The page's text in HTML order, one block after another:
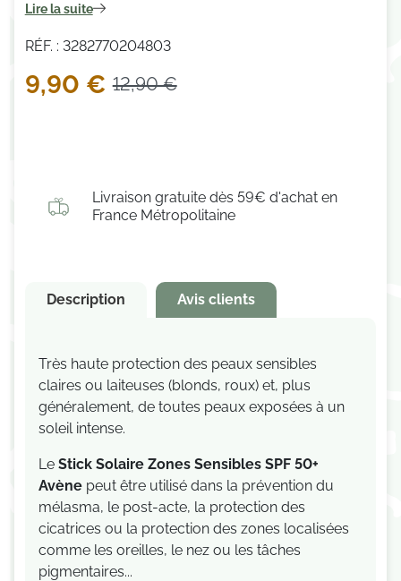
Lire la suite
RÉF. : 3282770204803
9,90 € 12,90 €
Livraison gratuite dès 59€ d'achat en
France Métropolitaine
Description Avis clients
Très haute protection des peaux sensibles
claires ou laiteuses (blonds, roux) et, plus
généralement, de toutes peaux exposées à un
soleil intense.
Le Stick Solaire Zones Sensibles SPF 50+
Avène peut être utilisé dans la prévention du
mélasma, le post-acte, la protection des
cicatrices ou la protection des zones localisées
comme les oreilles, le nez ou les tâches
pigmentaires...